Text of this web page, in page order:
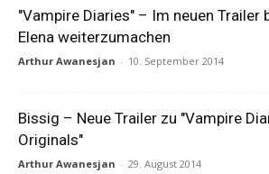
"Vampire Diaries" – Im neuen Trailer
Elena weiterzumachen
Arthur Awanesjan - 10. September 2014
Bissig – Neue Trailer zu "Vampire
Originals"
Arthur Awanesjan - 29. August 2014